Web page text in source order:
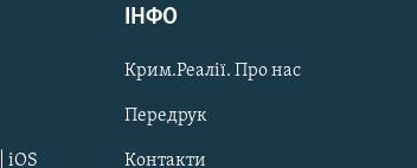
iOS
ІНФО
Крим.Реалії. Про нас
Передрук
Контакти